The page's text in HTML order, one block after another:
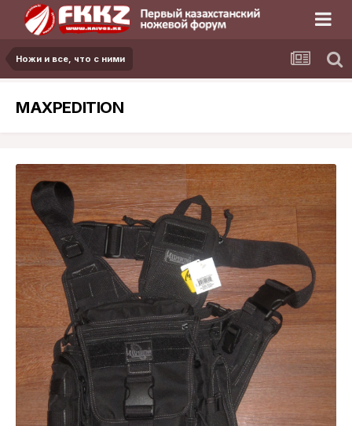
Ножи и все, что с ними
MAXPEDITION